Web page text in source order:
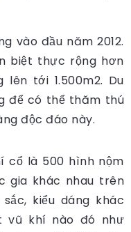
vào đầu năm 2012.
biệt thực rộng hơn
tới 1.500m2. Du
để có thể thăm thú
độc đáo này.
cổ là 500 hình nộm
gia khác nhau trên
kiểu dáng khác
vũ khí nào đó như